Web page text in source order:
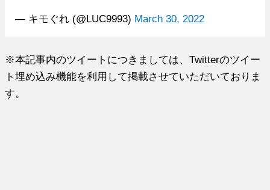
— キモぐれ (@LUC9993) March 30, 2022
※本記事内のツイートにつきましては、Twitterのツイー
ト埋め込み機能を利用して掲載させていただいておりま
す。